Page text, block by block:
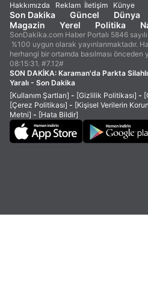
Hakkımızda Reklam İletişim Künye
Son Dakika Güncel Dünya
Magazin
Yerel Politika
SonDakika.com Haber Portalı 5846
%100 uygun olarak yayınlanmaktadır.
herhangi bir ortamda basılması önceden
08:15:31. #7.12#
SON DAKİKA: Karaman'da Parkta
Yaralı - Son Dakika
[Kullanım Şartları] - [Gizlilik Politikası] -
[Çerez Politikası] - [Kişisel Verilerin
Metni] - [Hata Bildir]